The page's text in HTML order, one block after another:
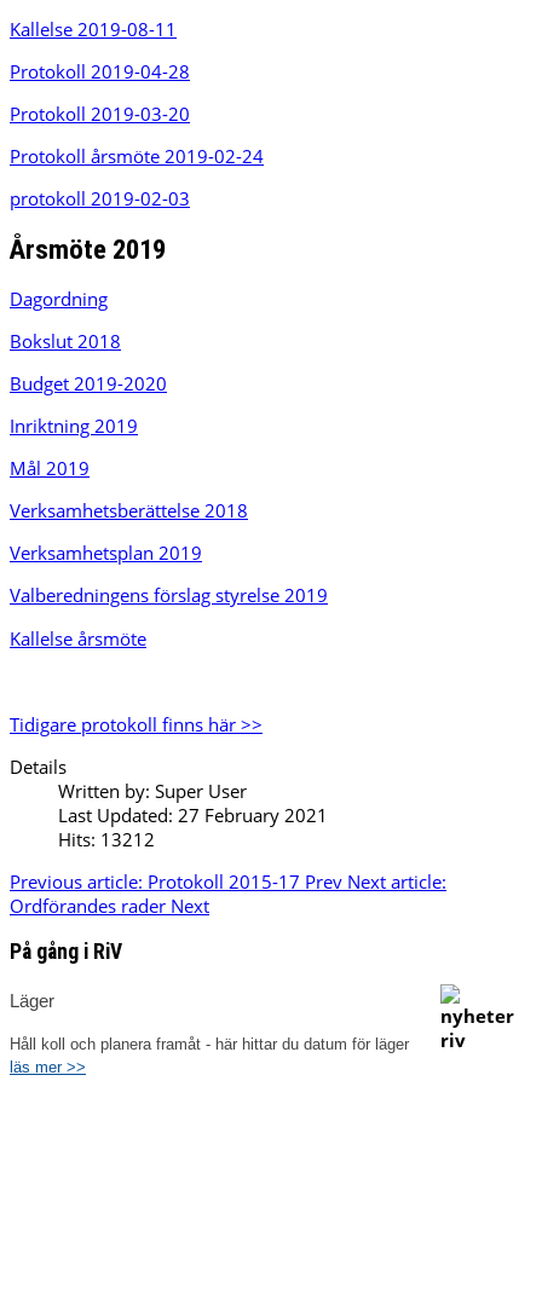
Kallelse 2019-08-11
Protokoll 2019-04-28
Protokoll 2019-03-20
Protokoll årsmöte 2019-02-24
protokoll 2019-02-03
Årsmöte 2019
Dagordning
Bokslut 2018
Budget 2019-2020
Inriktning 2019
Mål 2019
Verksamhetsberättelse 2018
Verksamhetsplan 2019
Valberedningens förslag styrelse 2019
Kallelse årsmöte
Tidigare protokoll finns här >>
Details
Written by: Super User
Last Updated: 27 February 2021
Hits: 13212
Previous article: Protokoll 2015-17 Prev Next article:
Ordförandes rader Next
På gång i RiV
Läger
Håll koll och planera framåt - här hittar du datum för läger
läs mer >>